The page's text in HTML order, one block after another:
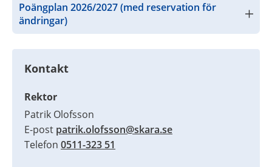
Poängplan 2026/2027 (med reservation för
ändringar)
Kontakt
Rektor
Patrik Olofsson
E-post patrik.olofsson@skara.se
Telefon 0511-323 51